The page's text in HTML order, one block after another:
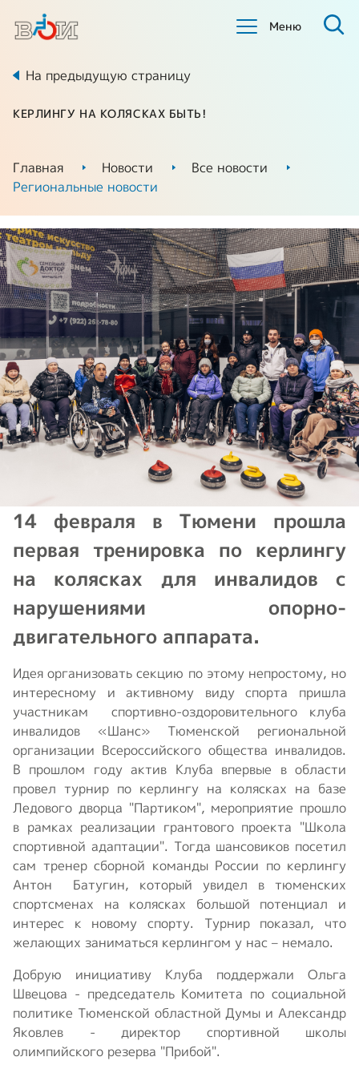
Меню
На предыдущую страницу
КЕРЛИНГУ НА КОЛЯСКАХ БЫТЬ!
Главная Новости
Все новости
Региональные новости
14 февраля в Тюмени прошла
первая тренировка по керлингу
на колясках для инвалидов с
нарушениями опорно-
двигательного аппарата.
Идея организовать секцию по этому непростому, но
интересному и активному виду спорта пришла
участникам спортивно-оздоровительного клуба
инвалидов «Шанс» Тюменской региональной
организации Всероссийского общества инвалидов.
В прошлом году актив Клуба впервые в области
провел турнир по керлингу на колясках на базе
Ледового дворца "Партиком", мероприятие прошло
в рамках реализации грантового проекта "Школа
спортивной адаптации". Тогда шансовиков посетил
сам тренер сборной команды России по керлингу
Антон Батугин, который увидел в тюменских
спортсменах на колясках большой потенциал и
интерес к новому спорту. Турнир показал, что
желающих заниматься керлингом у нас – немало.
Добрую инициативу Клуба поддержали Ольга
Швецова - председатель Комитета по социальной
политике Тюменской областной Думы и Александр
Яковлев - директор спортивной школы
олимпийского резерва "Прибой".